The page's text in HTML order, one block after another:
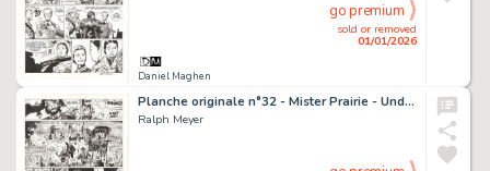
Daniel Maghen
sold or removed
01/01/2026
go premium
Planche originale n°32 - Mister Prairie - Undertaker
Ralph Meyer